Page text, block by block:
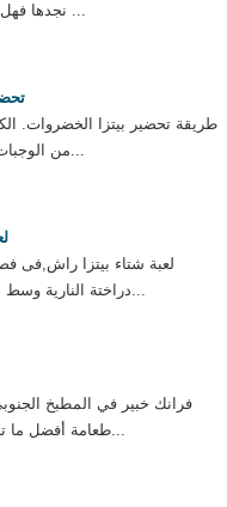
نجدها فهل تستطيع مساعدتنا ...
طريقة تحضير بيتزا الخضروات.
من الوجبات السريعة والشهية...
لعبة شتاء بيتزا راش,فى
دراختة النارية وسط حركة مرورية صعبة...
فرانك خبير في المطبخ
طعامة أفضل ما تأكلة من أي وقت م...